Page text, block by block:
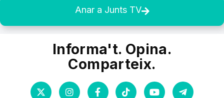
Anar a Junts TV
Informa't. Opina.
Comparteix.